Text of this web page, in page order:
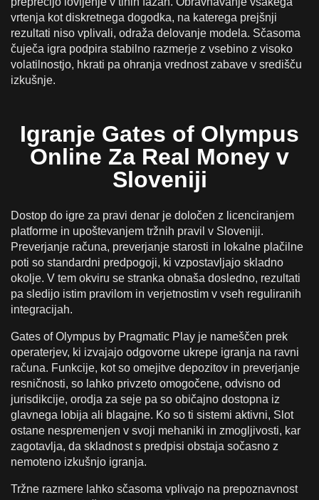
vrtenja kot diskretnega dogodka, na katerega prejšnji
rezultati niso vplivali, odraža delovanje modela. Sčasoma
čuječa igra podpira stabilno razmerje z vsebino z visoko
volatilnostjo, hkrati pa ohranja vrednost zabave v središču
izkušnje.
Igranje Gates of Olympus
Online Za Real Money v
Sloveniji
Dostop do igre za pravi denar je določen z licenciranjem
platforme in upoštevanjem tržnih pravil v Sloveniji.
Preverjanje računa, preverjanje starosti in lokalne plačilne
poti so standardni predpogoji, ki vzpostavljajo skladno
okolje. V tem okviru se stranka obnaša dosledno, rezultati
pa sledijo istim pravilom in verjetnostim v vseh reguliranih
integracijah.
Gates of Olympus by Pragmatic Play je nameščen prek
operaterjev, ki izvajajo odgovorne ukrepe igranja na ravni
računa. Funkcije, kot so omejitve depozitov in preverjanje
resničnosti, so lahko privzeto omogočene, odvisno od
jurisdikcije, orodja za seje pa so običajno dostopna iz
glavnega lobija ali blagajne. Ko so ti sistemi aktivni, Slot
ostane nespremenjen v svoji mehaniki in zmogljivosti, kar
zagotavlja, da skladnost s predpisi obstaja sočasno z
nemoteno izkušnjo igranja.
Tržne razmere lahko sčasoma vplivajo na prepoznavnost